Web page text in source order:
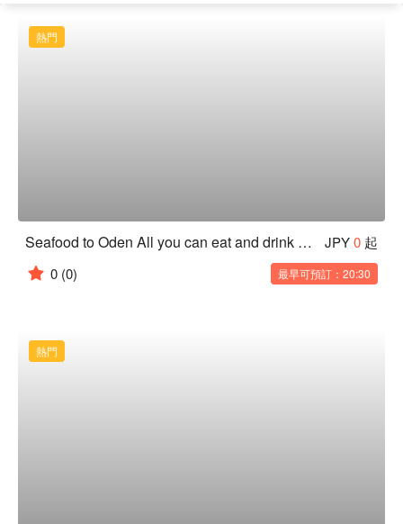
熱門
Seafood to Oden All you can eat and drink Osusumeya PREMIUM Shinjuku Nishiguchi Ten JPY0 起
0 (0) 最早可預訂：20:30
熱門